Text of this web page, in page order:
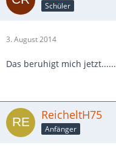
Schüler
3. August 2014
Das beruhigt mich jetzt......
ReicheltH75
Anfänger